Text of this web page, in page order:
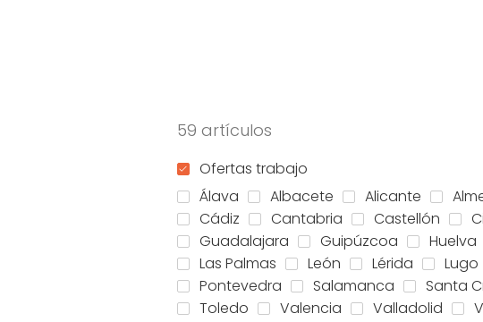
59 artículos
Ofertas trabajo
Álava
Albacete Alicante
Cádiz
Cantabria Castellón
Guadalajara
Guipúzcoa Huelva
Las Palmas
León Lérida Lugo
Pontevedra
Salamanca Santa
Toledo
Valencia Valladolid